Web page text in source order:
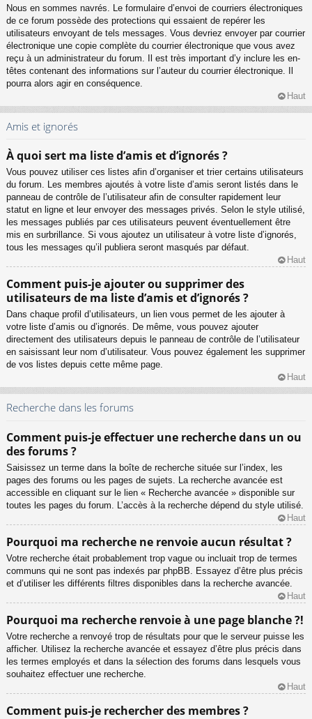
Nous en sommes navrés. Le formulaire d’envoi de courriers électroniques
de ce forum possède des protections qui essaient de repérer les
utilisateurs envoyant de tels messages. Vous devriez envoyer par courrier
électronique une copie complète du courrier électronique que vous avez
reçu à un administrateur du forum. Il est très important d’y inclure les en-
têtes contenant des informations sur l’auteur du courrier électronique. Il
pourra alors agir en conséquence.
Haut
Amis et ignorés
À quoi sert ma liste d’amis et d’ignorés ?
Vous pouvez utiliser ces listes afin d’organiser et trier certains utilisateurs
du forum. Les membres ajoutés à votre liste d’amis seront listés dans le
panneau de contrôle de l’utilisateur afin de consulter rapidement leur
statut en ligne et leur envoyer des messages privés. Selon le style utilisé,
les messages publiés par ces utilisateurs peuvent éventuellement être
mis en surbrillance. Si vous ajoutez un utilisateur à votre liste d’ignorés,
tous les messages qu’il publiera seront masqués par défaut.
Haut
Comment puis-je ajouter ou supprimer des
utilisateurs de ma liste d’amis et d’ignorés ?
Dans chaque profil d’utilisateurs, un lien vous permet de les ajouter à
votre liste d’amis ou d’ignorés. De même, vous pouvez ajouter
directement des utilisateurs depuis le panneau de contrôle de l’utilisateur
en saisissant leur nom d’utilisateur. Vous pouvez également les supprimer
de vos listes depuis cette même page.
Haut
Recherche dans les forums
Comment puis-je effectuer une recherche dans un ou
des forums ?
Saisissez un terme dans la boîte de recherche située sur l’index, les
pages des forums ou les pages de sujets. La recherche avancée est
accessible en cliquant sur le lien « Recherche avancée » disponible sur
toutes les pages du forum. L’accès à la recherche dépend du style utilisé.
Haut
Pourquoi ma recherche ne renvoie aucun résultat ?
Votre recherche était probablement trop vague ou incluait trop de termes
communs qui ne sont pas indexés par phpBB. Essayez d’être plus précis
et d’utiliser les différents filtres disponibles dans la recherche avancée.
Haut
Pourquoi ma recherche renvoie à une page blanche ?!
Votre recherche a renvoyé trop de résultats pour que le serveur puisse les
afficher. Utilisez la recherche avancée et essayez d’être plus précis dans
les termes employés et dans la sélection des forums dans lesquels vous
souhaitez effectuer une recherche.
Haut
Comment puis-je rechercher des membres ?